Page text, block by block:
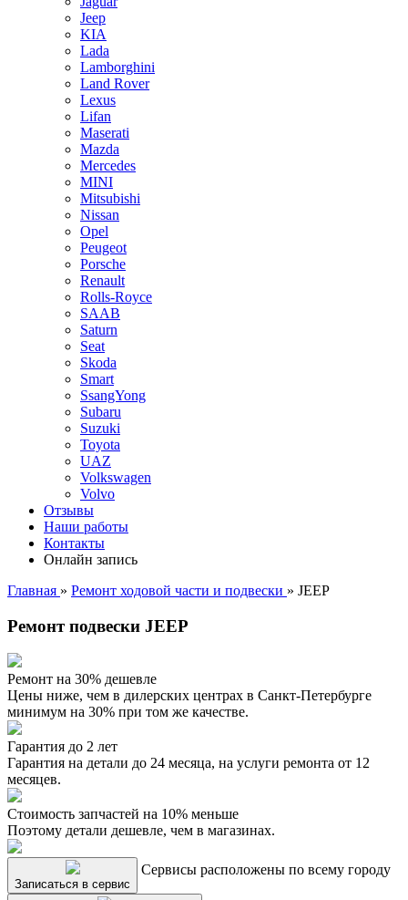
Jeep
KIA
Lada
Lamborghini
Land Rover
Lexus
Lifan
Maserati
Mazda
Mercedes
MINI
Mitsubishi
Nissan
Opel
Peugeot
Porsche
Renault
Rolls-Royce
SAAB
Saturn
Seat
Skoda
Smart
SsangYong
Subaru
Suzuki
Toyota
UAZ
Volkswagen
Volvo
Отзывы
Наши работы
Контакты
Онлайн запись
Главная » Ремонт ходовой части и подвески » JEEP
Ремонт подвески JEEP
Ремонт на 30% дешевле
Цены ниже, чем в дилерских центрах в Санкт-Петербурге
минимум на 30% при том же качестве.
Гарантия до 2 лет
Гарантия на детали до 24 месяца, на услуги ремонта от 12
месяцев.
Стоимость запчастей на 10% меньше
Поэтому детали дешевле, чем в магазинах.
Записаться в сервис
Сервисы расположены по всему городу